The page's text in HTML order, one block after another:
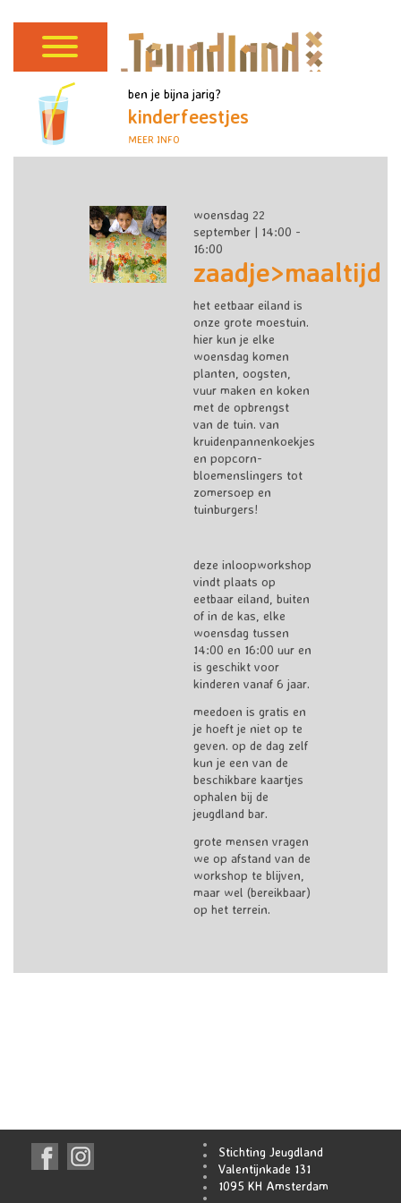
ben je bijna jarig?
kinderfeestjes
MEER INFO
woensdag 22
september | 14:00 -
16:00
zaadje>maaltijd
het eetbaar eiland is
onze grote moestuin.
hier kun je elke
woensdag komen
planten, oogsten,
vuur maken en koken
met de opbrengst
van de tuin. van
kruidenpannenkoekjes
en popcorn-
bloemenslingers tot
zomersoep en
tuinburgers!
deze inloopworkshop
vindt plaats op
eetbaar eiland, buiten
of in de kas, elke
woensdag tussen
14:00 en 16:00 uur en
is geschikt voor
kinderen vanaf 6 jaar.
meedoen is gratis en
je hoeft je niet op te
geven. op de dag zelf
kun je een van de
beschikbare kaartjes
ophalen bij de
jeugdland bar.
grote mensen vragen
we op afstand van de
workshop te blijven,
maar wel (bereikbaar)
op het terrein.
Stichting Jeugdland
Valentijnkade 131
1095 KH Amsterdam